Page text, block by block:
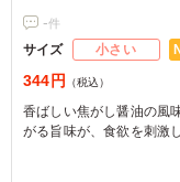
-件
サイズ 小さい
344円 （税込）
香ばしい焦がし醤油の風
がる旨味が、食欲を刺激